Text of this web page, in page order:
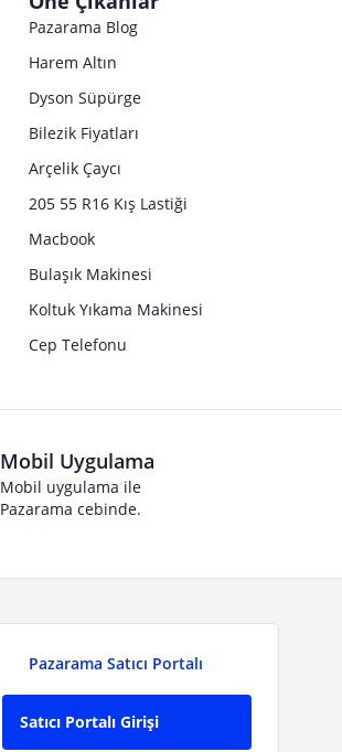
Satıcı bilgi girişi yapmamıştır.
Pazarama Blog
Harem Altın
Dyson Süpürge
Bilezik Fiyatları
Arçelik Çaycı
205 55 R16 Kış Lastiği
Macbook
Bulaşık Makinesi
Koltuk Yıkama Makinesi
Cep Telefonu
Mobil Uygulama
Mobil uygulama ile
Pazarama cebinde.
Pazarama Satıcı Portalı
Satıcı Portalı Girişi